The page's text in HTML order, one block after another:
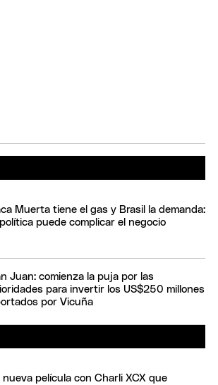
Muerta tiene el gas y Brasil la demanda:
política puede complicar el negocio
Juan: comienza la puja por las
para invertir los US$250 millones
por Vicuña
nueva película con Charli XCX que